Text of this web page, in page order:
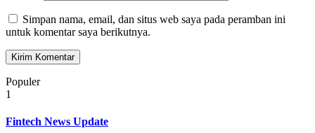
Simpan nama, email, dan situs web saya pada peramban ini
untuk komentar saya berikutnya.
Populer
1
Fintech News Update